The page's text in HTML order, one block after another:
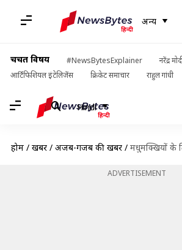
अन्य
चर्चित विषय #NewsBytesExplainer
नरेंद्र
आर्टिफिशियल इंटेलिजेंस
क्रिकेट समाचार राहुल गांधी
Hindi
होम / खबरें / अजब-गजब की खबरें / मधुमक्खियों के लिए खोला गया
ADVERTISEMENT